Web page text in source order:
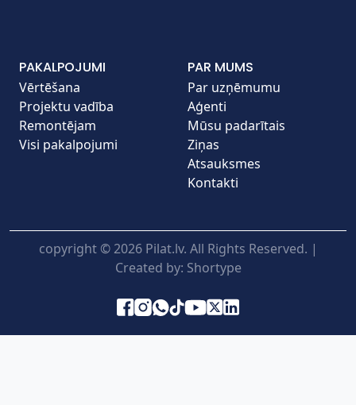
PAKALPOJUMI
Vērtēšana
Projektu vadība
Remontējam
Visi pakalpojumi
PAR MUMS
Par uzņēmumu
Aģenti
Mūsu padarītais
Ziņas
Atsauksmes
Kontakti
copyright © 2026 Pilat.lv. All Rights Reserved. |
Created by: Shortype